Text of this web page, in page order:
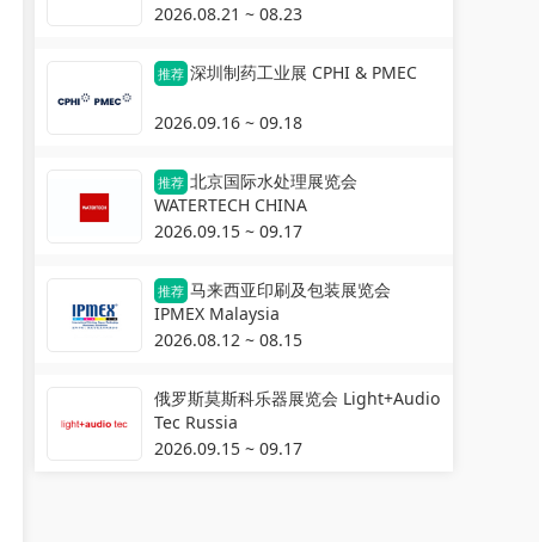
2026.08.21 ~ 08.23
推荐 深圳制药工业展 CPHI & PMEC
2026.09.16 ~ 09.18
推荐 北京国际水处理展览会
WATERTECH CHINA
2026.09.15 ~ 09.17
推荐 马来西亚印刷及包装展览会
IPMEX Malaysia
2026.08.12 ~ 08.15
俄罗斯莫斯科乐器展览会 Light+Audio
Tec Russia
2026.09.15 ~ 09.17